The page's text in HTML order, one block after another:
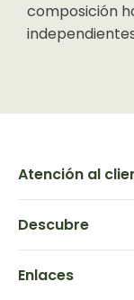
composición
Atención al
Descubre
Enlaces